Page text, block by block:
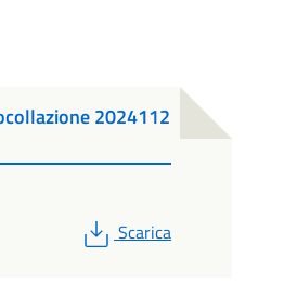
2024112
PDF
Scarica